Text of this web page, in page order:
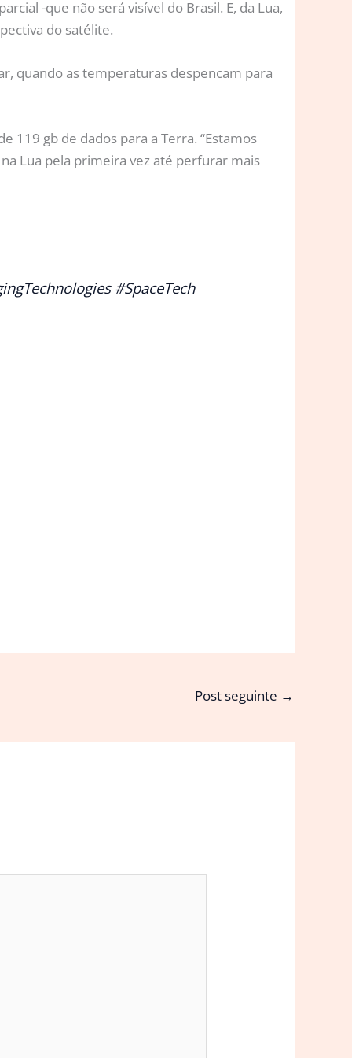
-que não será visível do Brasil. E, da Lua,
do satélite.
quando as temperaturas despencam para
119 gb de dados para a Terra. “Estamos
Lua pela primeira vez até perfurar mais
#SpaceTech
Post seguinte →